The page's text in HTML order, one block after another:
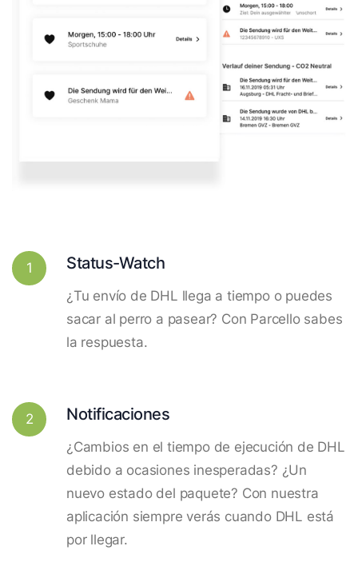
1 Status-Watch
¿Tu envío de DHL llega a tiempo o puedes
sacar al perro a pasear? Con Parcello sabes
la respuesta.
2 Notificaciones
¿Cambios en el tiempo de ejecución de DHL
debido a ocasiones inesperadas? ¿Un
nuevo estado del paquete? Con nuestra
aplicación siempre verás cuando DHL está
por llegar.